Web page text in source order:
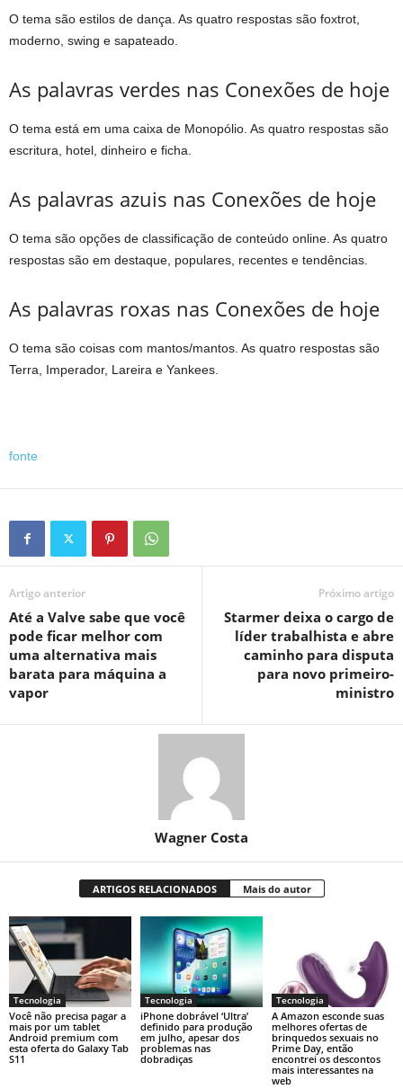
O tema são estilos de dança. As quatro respostas são foxtrot,
moderno, swing e sapateado.
As palavras verdes nas Conexões de hoje
O tema está em uma caixa de Monopólio. As quatro respostas são
escritura, hotel, dinheiro e ficha.
As palavras azuis nas Conexões de hoje
O tema são opções de classificação de conteúdo online. As quatro
respostas são em destaque, populares, recentes e tendências.
As palavras roxas nas Conexões de hoje
O tema são coisas com mantos/mantos. As quatro respostas são
Terra, Imperador, Lareira e Yankees.
fonte
Artigo anterior
Até a Valve sabe que você
pode ficar melhor com
uma alternativa mais
barata para máquina a
vapor
Próximo artigo
Starmer deixa o cargo de
líder trabalhista e abre
caminho para disputa
para novo primeiro-
ministro
Wagner Costa
ARTIGOS RELACIONADOS Mais do autor
Tecnologia
Você não precisa pagar a
mais por um tablet
Android premium com
esta oferta do Galaxy Tab
S11
Tecnologia
iPhone dobrável ‘Ultra’
definido para produção
em julho, apesar dos
problemas nas
dobradiças
Tecnologia
A Amazon esconde suas
melhores ofertas de
brinquedos sexuais no
Prime Day, então
encontrei os descontos
mais interessantes na
web